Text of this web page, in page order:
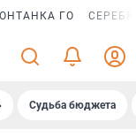
ГО
Судьба бюджета